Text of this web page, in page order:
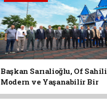
Başkan Sarıalioğlu, Of Sahili
Modern ve Yaşanabilir Bir
Kimliğe Kavuşuyor